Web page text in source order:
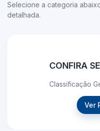
Selecione a categoria
detalhada.
CONFIRA
Classificação
Ver